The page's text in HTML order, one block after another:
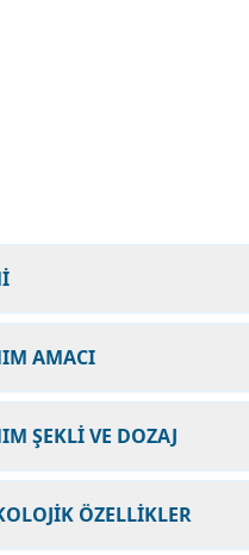
AMACI
ŞEKLİ VE DOZAJ
ÖZELLİKLER